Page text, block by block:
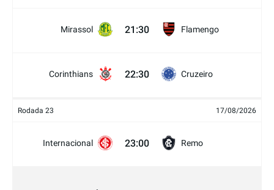
Mirassol 21:30 Flamengo
Corinthians 22:30 Cruzeiro
Rodada 23 17/08/2026
Internacional 23:00 Remo